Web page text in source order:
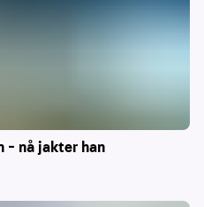
– nå jakter han